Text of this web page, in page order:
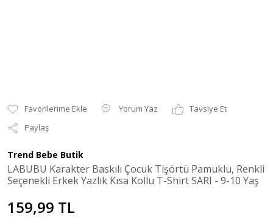
Yorum Yaz
Tavsiye Et
Paylaş
Trend Bebe Butik
LABUBU Karakter Baskılı Çocuk Tişörtü Pamuklu, Renkli
Seçenekli Erkek Yazlık Kısa Kollu T-Shirt SARI - 9-10 Yaş
159,99 TL